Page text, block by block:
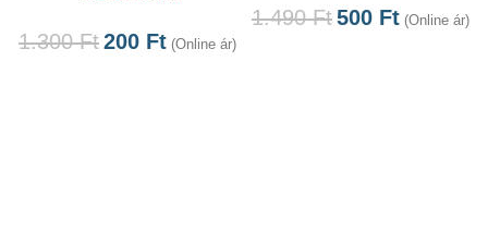
1.300Ft200 Ft (Online ár)
1.490Ft500 Ft (Online ár)